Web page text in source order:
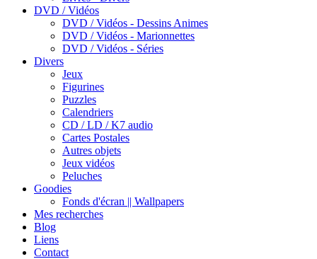
DVD / Vidéos
DVD / Vidéos - Dessins Animes
DVD / Vidéos - Marionnettes
DVD / Vidéos - Séries
Divers
Jeux
Figurines
Puzzles
Calendriers
CD / LD / K7 audio
Cartes Postales
Autres objets
Jeux vidéos
Peluches
Goodies
Fonds d'écran || Wallpapers
Mes recherches
Blog
Liens
Contact